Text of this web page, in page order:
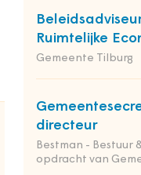
Ruimtelijke
Gemeente Tilburg
directeur
Bestman - Bestuur
opdracht van